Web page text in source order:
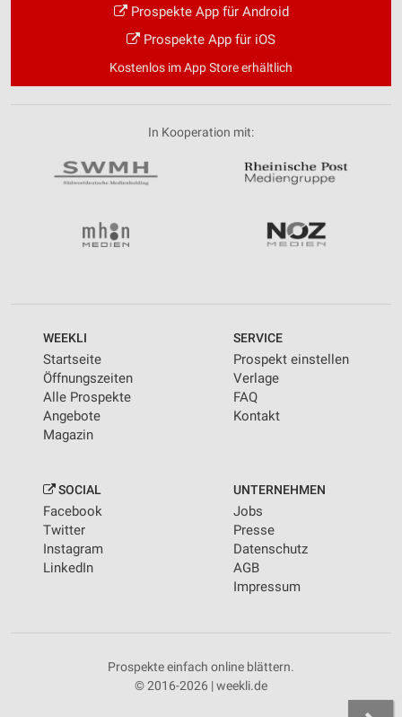
Prospekte App für Android
Prospekte App für iOS
Kostenlos im App Store erhältlich
In Kooperation mit:
WEEKLI
Startseite
Öffnungszeiten
Alle Prospekte
Angebote
Magazin
SERVICE
Prospekt einstellen
Verlage
FAQ
Kontakt
SOCIAL
Facebook
Twitter
Instagram
LinkedIn
UNTERNEHMEN
Jobs
Presse
Datenschutz
AGB
Impressum
Prospekte einfach online blättern.
© 2016-2026 | weekli.de